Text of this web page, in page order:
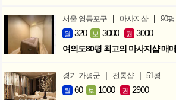
서울 영등포구 | 마사지샵 | 90평
월 320 보 3000 권 3000
여의도80평 최고의 마사지샵 매매
경기 가평군 | 전통샵 | 51평
월 60 보 1000 권 2900